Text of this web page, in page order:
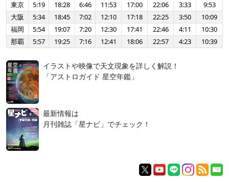
東京
5:19 18:28 6:46 11:53 17:00 22:06 3:33
9:53
大阪
5:34 18:45 7:02 12:10 17:18 22:25 3:50
10:09
福岡
5:54 19:07 7:20 12:30 17:41 22:46 4:11
10:30
那覇
5:57 19:25 7:16 12:41 18:06 22:57 4:23 10:39
イラストや映像で天文現象を詳しく解説！
「アストロガイド 星空年鑑」
最新情報は
月刊雑誌「星ナビ」でチェック！